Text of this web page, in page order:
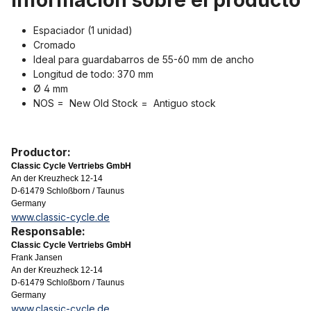
Espaciador (1 unidad)
Cromado
Ideal para guardabarros de 55-60 mm de ancho
Longitud de todo: 370 mm
Ø 4 mm
NOS = New Old Stock = Antiguo stock
Productor:
Classic Cycle Vertriebs GmbH
An der Kreuzheck 12-14
D-61479 Schloßborn / Taunus
Germany
www.classic-cycle.de
Responsable:
Classic Cycle Vertriebs GmbH
Frank Jansen
An der Kreuzheck 12-14
D-61479 Schloßborn / Taunus
Germany